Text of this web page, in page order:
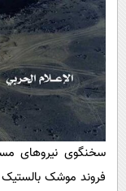
سخنگوی نیرو‌های